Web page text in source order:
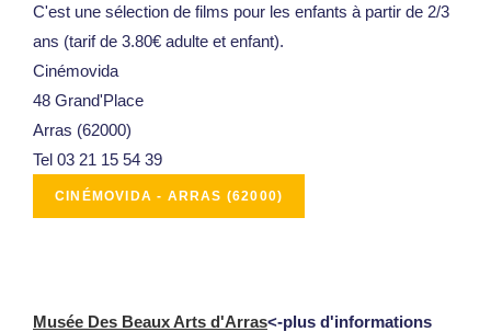
C'est une sélection de films pour les enfants à partir de 2/3
ans (tarif de 3.80€ adulte et enfant).
Cinémovida
48 Grand'Place
Arras (62000)
Tel 03 21 15 54 39
Musée Des Beaux Arts d'Arras<-plus d'informations